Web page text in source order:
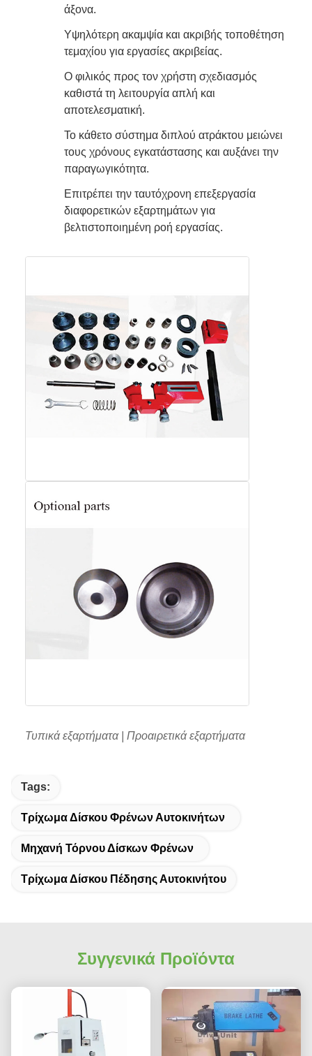
άξονα.
Υψηλότερη ακαμψία και ακριβής τοποθέτηση
τεμαχίου για εργασίες ακριβείας.
Ο φιλικός προς τον χρήστη σχεδιασμός
καθιστά τη λειτουργία απλή και
αποτελεσματική.
Το κάθετο σύστημα διπλού ατράκτου μειώνει
τους χρόνους εγκατάστασης και αυξάνει την
παραγωγικότητα.
Επιτρέπει την ταυτόχρονη επεξεργασία
διαφορετικών εξαρτημάτων για
βελτιστοποιημένη ροή εργασίας.
Τυπικά εξαρτήματα | Προαιρετικά εξαρτήματα
Tags:
Τρίχωμα Δίσκου Φρένων Αυτοκινήτων
Μηχανή Τόρνου Δίσκων Φρένων
Τρίχωμα Δίσκου Πέδησης Αυτοκινήτου
Συγγενικά Προϊόντα